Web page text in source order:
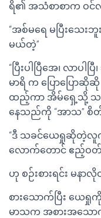
ရိ၏ အသံစာစာက ဝင်
“အစ်မရေ မပြီးသေး
မယ်တဲ့”
“ပြီးပါပြီအေ၊ လာပါ
မာရိ က ပြောပြောဆို
ထည့်ကာ အိမ်ရှေ့သို့ သယ်
နေသည်ကို “အာသ” စိ
“ဒီ သခင်ယေရှုဆိုတဲ့
လောက်တောင် ဧည့်ဝတ်
ဟု စဉ်းစားရင်း မနာ
စားသောက်ပြီး ယေ
မာသက အစားအသော